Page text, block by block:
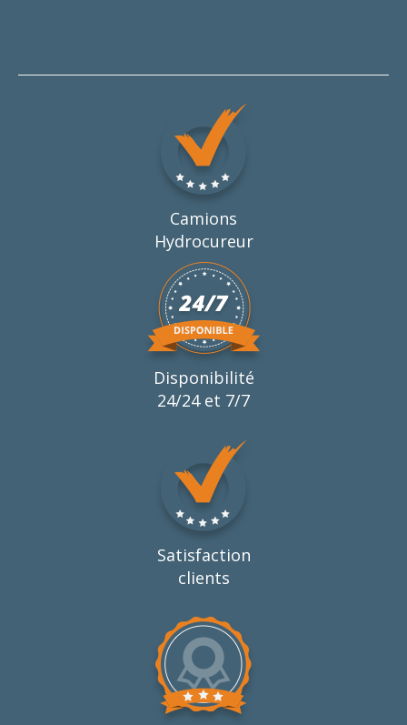
Camions
Hydrocureur
Disponibilité
24/24 et 7/7
Satisfaction
clients